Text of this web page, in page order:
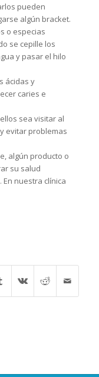
pueden
algún bracket.
o especias
se cepille los
y pasar el hilo
ácidas y
caries e
sea visitar al
evitar problemas
algún producto o
su salud
nuestra clínica